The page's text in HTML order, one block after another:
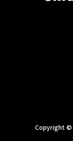
Copyright ©